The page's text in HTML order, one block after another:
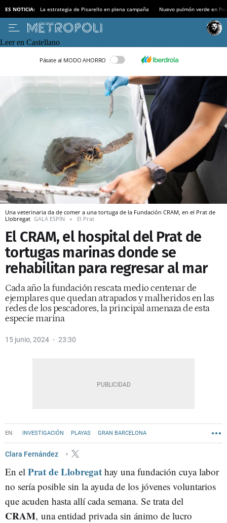
ES NOTICIA: La estrategia de Pisarello en plena campaña Nuevo pulmón verde en
Leer en Castellano
Pásate al MODO AHORRO
Una veterinaria da de comer a una tortuga de la Fundación CRAM, en el Prat de
Llobregat GALA ESPÍN El Prat
El CRAM, el hospital del Prat de
tortugas marinas donde se
rehabilitan para regresar al mar
Cada año la fundación rescata medio centenar de
ejemplares que quedan atrapados y malheridos en las
redes de los pescadores, la principal amenaza de esta
especie marina
15 junio, 2024 23:30
INVESTIGACIÓN PLAYAS GRAN BARCELONA
EL PRAT DE LLOBREGAT VÍDEOS METRÓPOLI
Clara Fernández
En el Prat de Llobregat hay una fundación cuya labor
no sería posible sin la ayuda de los jóvenes voluntarios
que acuden hasta allí cada semana. Se trata del
CRAM, una entidad privada sin ánimo de lucro